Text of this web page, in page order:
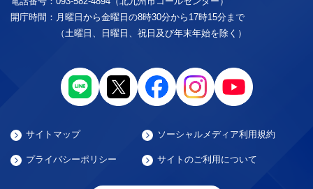
開庁時間： 月曜日から金曜日の8時30分から17時15分まで
（土曜日、日曜日、祝日及び年末年始を除く）
サイトマップ ソーシャルメディア利用規約
プライバシーポリシー サイトのご利用について